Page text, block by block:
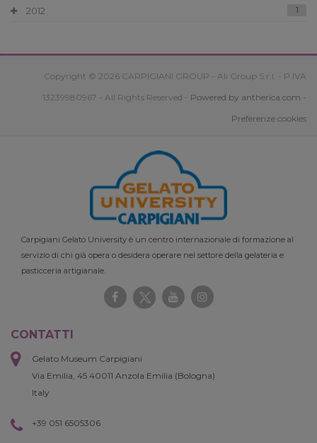
2012 1
Copyright © 2026 CARPIGIANI GROUP - Ali Group S.r.l. - P.IVA
13239980967 - All Rights Reserved - Powered by antherica.com -
Preferenze cookies
Carpigiani Gelato University è un centro internazionale di formazione al
servizio di chi già opera o desidera operare nel settore della gelateria e
pasticceria artigianale.
CONTATTI
Gelato Museum Carpigiani
Via Emilia, 45 40011 Anzola Emilia (Bologna)
Italy
+39 051 6505306